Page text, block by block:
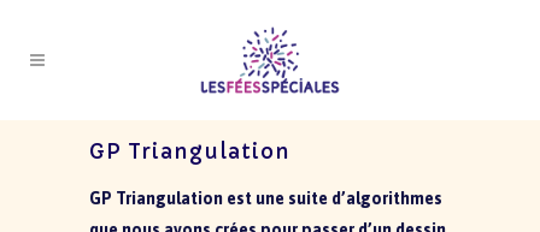
GP Triangulation
GP Triangulation est une suite d’algorithmes